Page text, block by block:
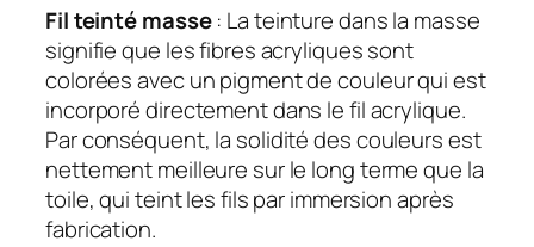
Fil teinté masse: La teinture dans la masse
signifie que les fibres acryliques sont
colorées avec un pigment de couleur qui est
incorporé directement dans le fil acrylique.
Par conséquent, la solidité des couleurs est
nettement meilleure sur le long terme que la
toile, qui teint les fils par immersion après
fabrication.